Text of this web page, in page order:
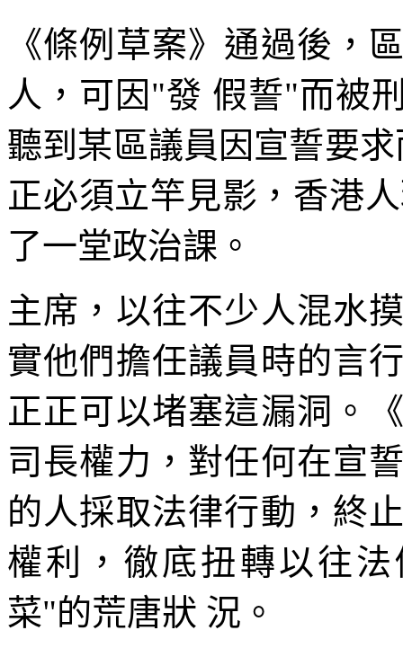
《條例草案》通過後，
人，可因"發 假誓"而被
聽到某區議員因宣誓要
正必須立竿見影，香港
了一堂政治課。
主席，以往不少人混水
實他們擔任議員時的言
正正可以堵塞這漏洞。
司長權力，對任何在宣
的人採取法律行動，終
權利，徹底扭轉以往
菜"的荒唐狀 況。